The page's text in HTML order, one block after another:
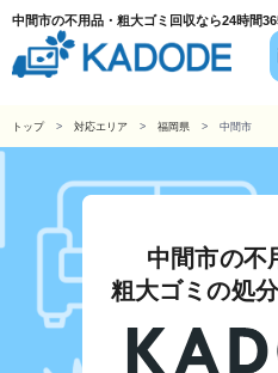
中間市の不用品・粗大ゴミ回収なら24時間
トップ 対応エリア 福岡県 中間市
中間市の不
粗大ゴミの処